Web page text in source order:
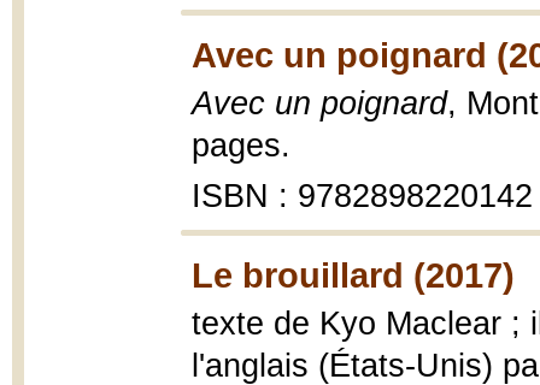
Avec un poignard
Avec un poignard,
pages.
ISBN : 9782898220142
Le brouillard (2017)
texte de Kyo Maclear ;
l'anglais (États-Unis)